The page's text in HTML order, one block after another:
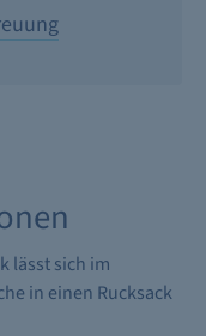
lässt sich im
in einen Rucksack